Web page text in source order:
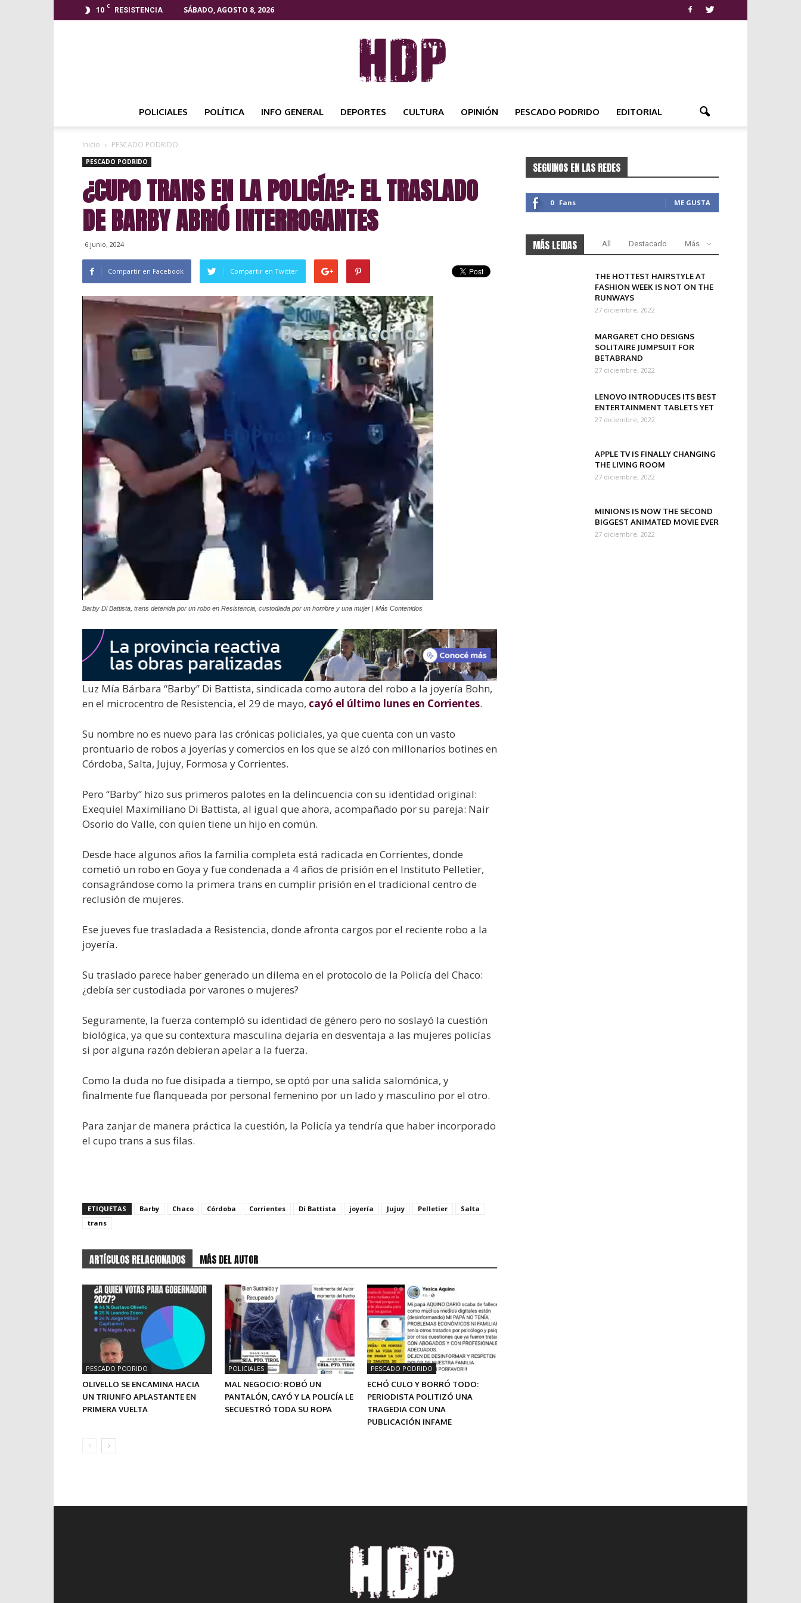
10 C
RESISTENCIA SÁBADO, AGOSTO 8, 2026
NOTICIAS
POLICIALES POLÍTICA INFO GENERAL DEPORTES CULTURA OPINIÓN PESCADO PODRIDO EDITORIAL
Inicio PESCADO PODRIDO
PESCADO PODRIDO
¿CUPO TRANS EN LA POLICÍA?: EL TRASLADO
DE BARBY ABRIÓ INTERROGANTES
6 junio, 2024
Compartir en Facebook Compartir en Twitter
Barby Di Battista, trans detenida por un robo en Resistencia, custodiada por un hombre y una mujer | Más Contenidos
Luz Mía Bárbara “Barby” Di Battista, sindicada como autora del robo a la joyería Bohn,
en el microcentro de Resistencia, el 29 de mayo, cayó el último lunes en Corrientes.
Su nombre no es nuevo para las crónicas policiales, ya que cuenta con un vasto
prontuario de robos a joyerías y comercios en los que se alzó con millonarios botines en
Córdoba, Salta, Jujuy, Formosa y Corrientes.
Pero “Barby” hizo sus primeros palotes en la delincuencia con su identidad original:
Exequiel Maximiliano Di Battista, al igual que ahora, acompañado por su pareja: Nair
Osorio do Valle, con quien tiene un hijo en común.
Desde hace algunos años la familia completa está radicada en Corrientes, donde
cometió un robo en Goya y fue condenada a 4 años de prisión en el Instituto Pelletier,
consagrándose como la primera trans en cumplir prisión en el tradicional centro de
reclusión de mujeres.
Ese jueves fue trasladada a Resistencia, donde afronta cargos por el reciente robo a la
joyería.
Su traslado parece haber generado un dilema en el protocolo de la Policía del Chaco:
¿debía ser custodiada por varones o mujeres?
Seguramente, la fuerza contempló su identidad de género pero no soslayó la cuestión
biológica, ya que su contextura masculina dejaría en desventaja a las mujeres policías
si por alguna razón debieran apelar a la fuerza.
Como la duda no fue disipada a tiempo, se optó por una salida salomónica, y
finalmente fue flanqueada por personal femenino por un lado y masculino por el otro.
Para zanjar de manera práctica la cuestión, la Policía ya tendría que haber incorporado
el cupo trans a sus filas.
ETIQUETAS Barby Chaco Córdoba Corrientes Di Battista joyería Jujuy Pelletier
Salta
trans
ARTÍCULOS RELACIONADOS MÁS DEL AUTOR
PESCADO PODRIDO
OLIVELLO SE ENCAMINA HACIA
UN TRIUNFO APLASTANTE EN
PRIMERA VUELTA
POLICIALES
MAL NEGOCIO: ROBÓ UN
PANTALÓN, CAYÓ Y LA POLICÍA LE
SECUESTRÓ TODA SU ROPA
PESCADO PODRIDO
ECHÓ CULO Y BORRÓ TODO:
PERIODISTA POLITIZÓ UNA
TRAGEDIA CON UNA
PUBLICACIÓN INFAME
SEGUINOS EN LAS REDES
0 Fans ME GUSTA
MÁS LEIDAS All Destacado Más
THE HOTTEST HAIRSTYLE AT
FASHION WEEK IS NOT ON THE
RUNWAYS
27 diciembre, 2022
MARGARET CHO DESIGNS
SOLITAIRE JUMPSUIT FOR
BETABRAND
27 diciembre, 2022
LENOVO INTRODUCES ITS BEST
ENTERTAINMENT TABLETS YET
27 diciembre, 2022
APPLE TV IS FINALLY CHANGING
THE LIVING ROOM
27 diciembre, 2022
MINIONS IS NOW THE SECOND
BIGGEST ANIMATED MOVIE EVER
27 diciembre, 2022